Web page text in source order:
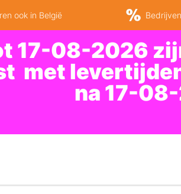
ook in België
17-08-2026
met
na 17-